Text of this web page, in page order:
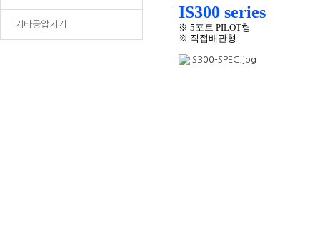
기타공압기기
IS300 series
※ 5포트 PILOT형
※ 직접배관형